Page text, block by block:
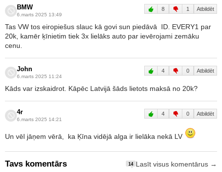
BMW
6.marts 2025 13:49
8 1 Atbildēt
Tas VW tos eiropiešus slauc kā govi sun piedāvā ID. EVERY1 par
20k, kamēr ķīnietim tiek 3x lielāks auto par ievērojami zemāku
cenu.
John
6.marts 2025 11:24
4 0 Atbildēt
Kāds var izskaidrot. Kāpēc Latvijā šāds lietots maksā no 20k?
4r
6.marts 2025 14:21
4 0 Atbildēt
Un vēl jāņem vērā, ka Ķīna vidējā alga ir lielāka nekā LV
Tavs komentārs 14 Lasīt visus komentārus →